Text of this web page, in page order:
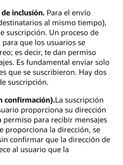
inclusión. Para el envío
al mismo tiempo),
suscripción. Un proceso de
que los usuarios se
es decir, te dan permiso
Es fundamental enviar solo
que se suscribieron. Hay dos
suscripción.
confirmación).La suscripción
proporciona su dirección
para recibir mensajes
proporciona la dirección, se
confirmar que la dirección de
al usuario que la